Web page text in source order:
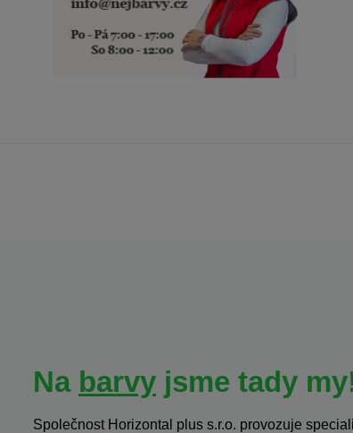
Na barvy jsme tady
Společnost Horizontal plus s.r.o. provozuje